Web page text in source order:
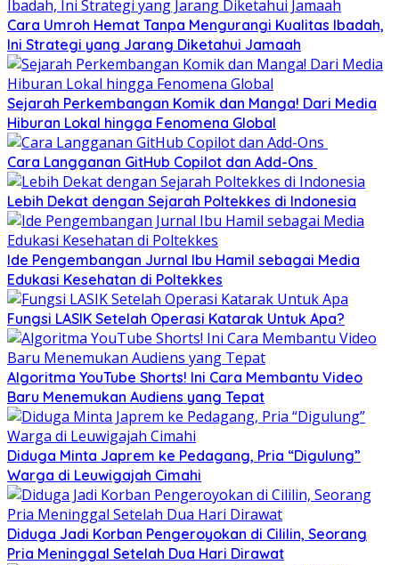
Cara Umroh Hemat Tanpa Mengurangi Kualitas Ibadah,
Ini Strategi yang Jarang Diketahui Jamaah
Sejarah Perkembangan Komik dan Manga! Dari Media
Hiburan Lokal hingga Fenomena Global
Cara Langganan GitHub Copilot dan Add-Ons
Lebih Dekat dengan Sejarah Poltekkes di Indonesia
Ide Pengembangan Jurnal Ibu Hamil sebagai Media
Edukasi Kesehatan di Poltekkes
Fungsi LASIK Setelah Operasi Katarak Untuk Apa?
Algoritma YouTube Shorts! Ini Cara Membantu Video
Baru Menemukan Audiens yang Tepat
Diduga Minta Japrem ke Pedagang, Pria “Digulung”
Warga di Leuwigajah Cimahi
Diduga Jadi Korban Pengeroyokan di Cililin, Seorang
Pria Meninggal Setelah Dua Hari Dirawat